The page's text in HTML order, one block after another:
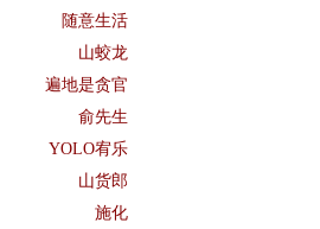
随意生活
山蛟龙
遍地是贪官
俞先生
YOLO宥乐
山货郎
施化